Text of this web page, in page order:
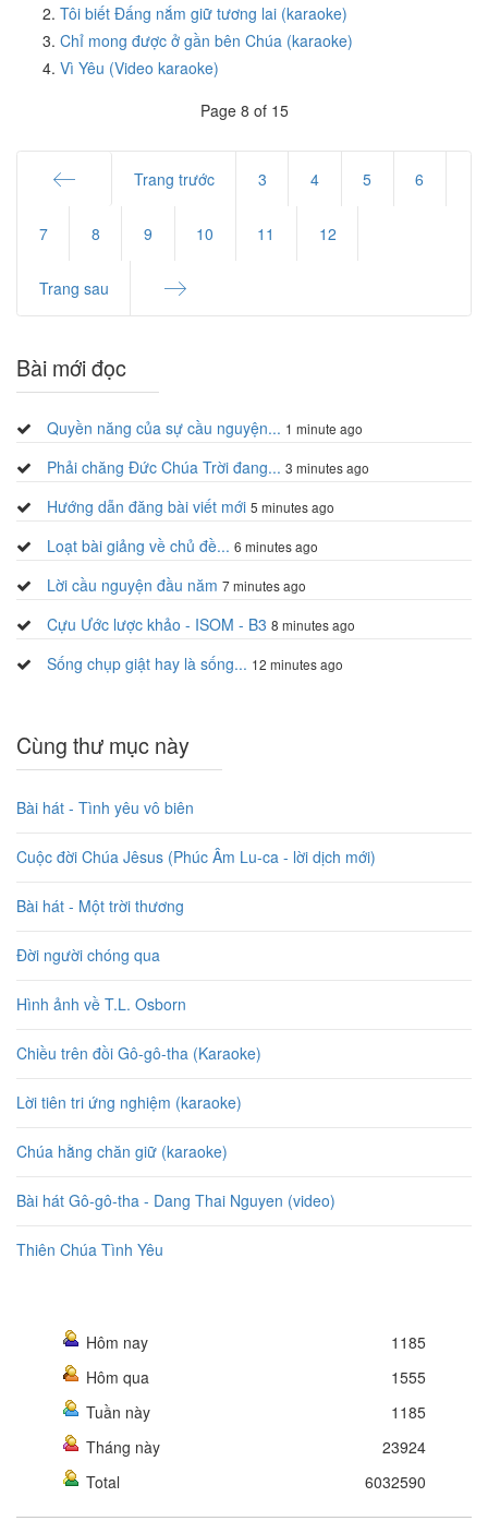
Tôi biết Đấng nắm giữ tương lai (karaoke)
Chỉ mong được ở gần bên Chúa (karaoke)
Vì Yêu (Video karaoke)
Page 8 of 15
Trang trước 3 4 5 6
7 8 9 10 11 12
Trang sau
Bài mới đọc
Quyền năng của sự cầu nguyện... 1 minute ago
Phải chăng Đức Chúa Trời đang... 3 minutes ago
Hướng dẫn đăng bài viết mới 5 minutes ago
Loạt bài giảng về chủ đề... 6 minutes ago
Lời cầu nguyện đầu năm 7 minutes ago
Cựu Ước lược khảo - ISOM - B3 8 minutes ago
Sống chụp giật hay là sống... 12 minutes ago
Cùng thư mục này
Bài hát - Tình yêu vô biên
Cuộc đời Chúa Jêsus (Phúc Âm Lu-ca - lời dịch mới)
Bài hát - Một trời thương
Đời người chóng qua
Hình ảnh về T.L. Osborn
Chiều trên đồi Gô-gô-tha (Karaoke)
Lời tiên tri ứng nghiệm (karaoke)
Chúa hằng chăn giữ (karaoke)
Bài hát Gô-gô-tha - Dang Thai Nguyen (video)
Thiên Chúa Tình Yêu
Hôm nay
1185
Hôm qua
1555
Tuần này
1185
Tháng này
23924
Total
6032590